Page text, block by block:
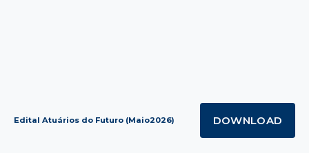
Edital Atuários do Futuro (Maio2026) DOWNLOAD